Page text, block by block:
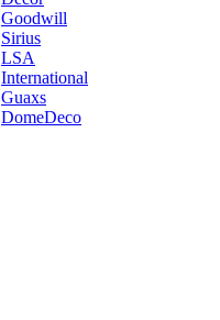
Goodwill
Sirius
LSA
International
Guaxs
DomeDeco